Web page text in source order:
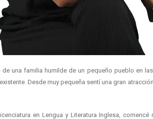
una familia humilde de un pequeño pueblo en
Desde muy pequeña sentí una gran
en Lengua y Literatura Inglesa, comencé